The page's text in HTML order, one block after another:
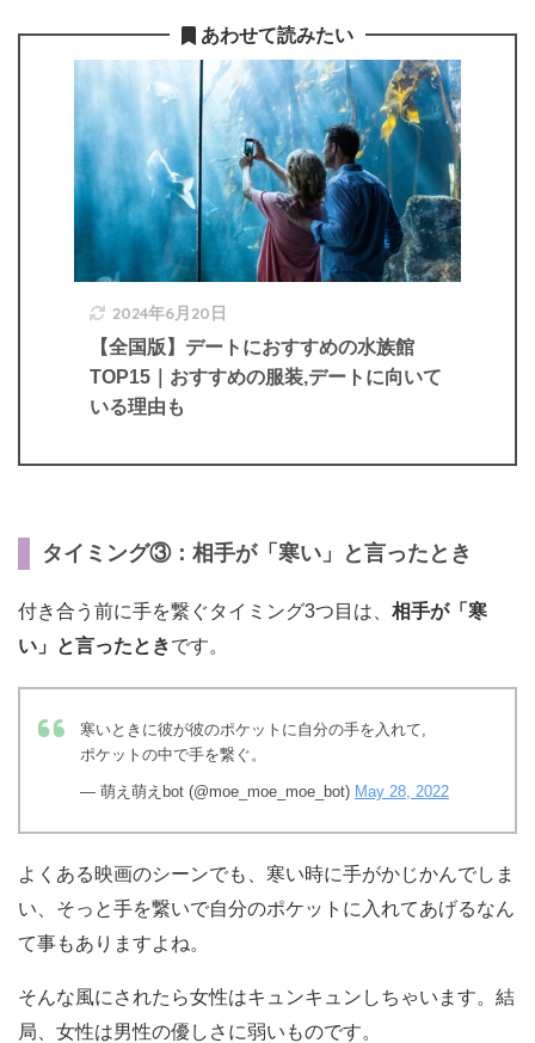
あわせて読みたい
2024年6月20日
【全国版】デートにおすすめの水族館
TOP15｜おすすめの服装,デートに向いて
いる理由も
タイミング③：相手が「寒い」と言ったとき
付き合う前に手を繋ぐタイミング3つ目は、 相手が「寒
い」と言ったときです。
寒いときに彼が彼のポケットに自分の手を入れて,
ポケットの中で手を繋ぐ。
— 萌え萌えbot (@moe_moe_moe_bot) May 28, 2022
よくある映画のシーンでも、寒い時に手がかじかんでしま
い、そっと手を繋いで自分のポケットに入れてあげるなん
て事もありますよね。
そんな風にされたら女性はキュンキュンしちゃいます。結
局、女性は男性の優しさに弱いものです。